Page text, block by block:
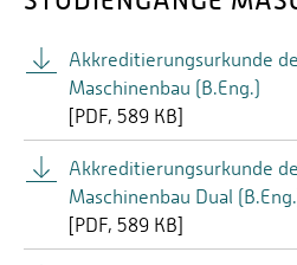
Akkreditierungsurkunde
Maschinenbau (B.Eng.)
PDF 589 KB]
Akkreditierungsurkunde
Maschinenbau Dual
PDF 589 KB]